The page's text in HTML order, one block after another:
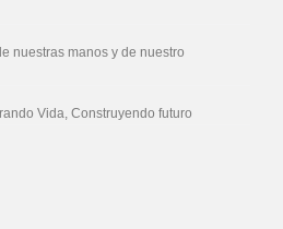
nuestras manos y de nuestro
Vida, Construyendo futuro